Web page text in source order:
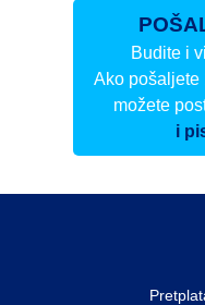
Budite i
Ako pošaljete
možete
i